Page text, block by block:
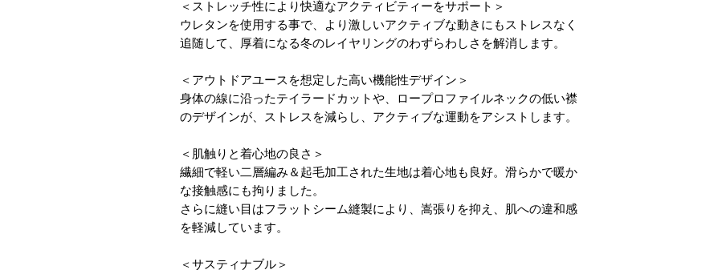
＜ストレッチ性により快適なアクティビティーをサポート＞
ウレタンを使用する事で、より激しいアクティブな動きにもストレスなく
追随して、厚着になる冬のレイヤリングのわずらわしさを解消します。
＜アウトドアユースを想定した高い機能性デザイン＞
身体の線に沿ったテイラードカットや、ロープロファイルネックの低い襟
のデザインが、ストレスを減らし、アクティブな運動をアシストします。
＜肌触りと着心地の良さ＞
繊細で軽い二層編み＆起毛加工された生地は着心地も良好。滑らかで暖か
な接触感にも拘りました。
さらに縫い目はフラットシーム縫製により、嵩張りを抑え、肌への違和感
を軽減しています。
＜サスティナブル＞